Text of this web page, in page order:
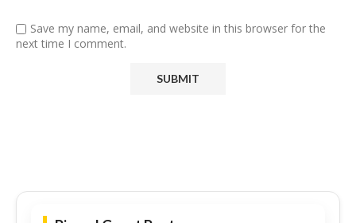
Save my name, email, and website in this browser for the
next time I comment.